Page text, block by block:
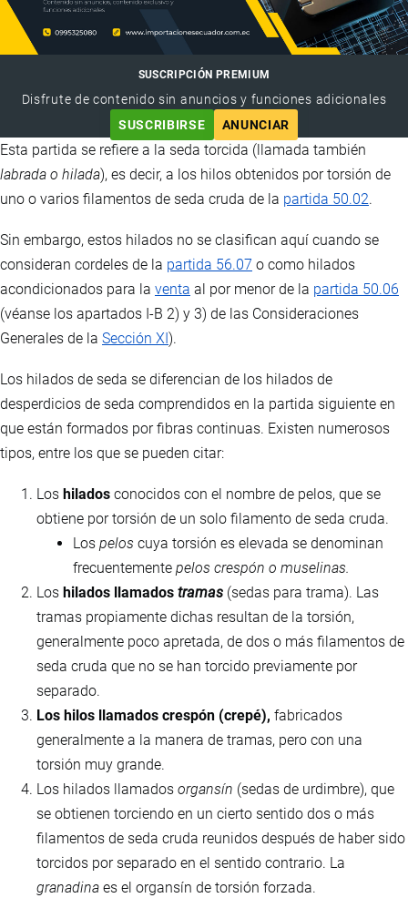
SUSCRIPCIÓN PREMIUM
Disfrute de contenido sin anuncios y funciones adicionales
SUSCRIBIRSE
ANUNCIAR
Esta partida se refiere a la seda torcida (llamada también
labrada o hilada), es decir, a los hilos obtenidos por torsión de
uno o varios filamentos de seda cruda de la partida 50.02.
Sin embargo, estos hilados no se clasifican aquí cuando se
consideran cordeles de la partida 56.07 o como hilados
acondicionados para la venta al por menor de la partida 50.06
(véanse los apartados I-B 2) y 3) de las Consideraciones
Generales de la Sección XI ).
Los hilados de seda se diferencian de los hilados de
desperdicios de seda comprendidos en la partida siguiente en
que están formados por fibras continuas. Existen numerosos
tipos, entre los que se pueden citar:
Los hilados conocidos con el nombre de pelos, que se
obtiene por torsión de un solo filamento de seda cruda.
Los pelos cuya torsión es elevada se denominan
frecuentemente pelos crespón o muselinas.
Los hilados llamados tramas (sedas para trama). Las
tramas propiamente dichas resultan de la torsión,
generalmente poco apretada, de dos o más filamentos de
seda cruda que no se han torcido previamente por
separado.
Los hilos llamados crespón (crepé), fabricados
generalmente a la manera de tramas, pero con una
torsión muy grande.
Los hilados llamados organsín (sedas de urdimbre), que
se obtienen torciendo en un cierto sentido dos o más
filamentos de seda cruda reunidos después de haber sido
torcidos por separado en el sentido contrario. La
granadina es el organsín de torsión forzada.